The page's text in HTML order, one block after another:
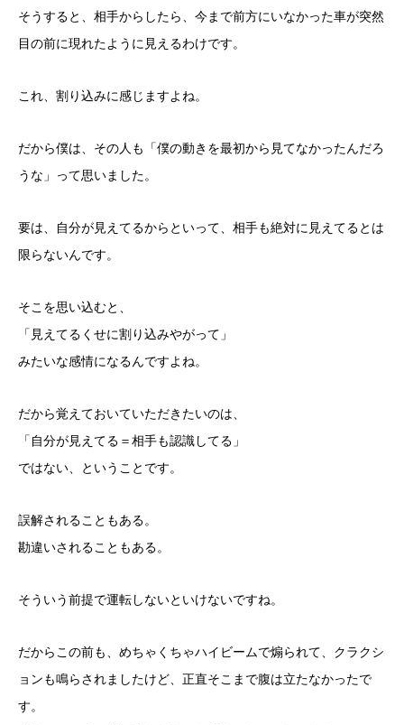
そうすると、相手からしたら、今まで前方にいなかった車が突然
目の前に現れたように見えるわけです。
これ、割り込みに感じますよね。
だから僕は、その人も「僕の動きを最初から見てなかったんだろ
うな」って思いました。
要は、自分が見えてるからといって、相手も絶対に見えてるとは
限らないんです。
そこを思い込むと、
「見えてるくせに割り込みやがって」
みたいな感情になるんですよね。
だから覚えておいていただきたいのは、
「自分が見えてる＝相手も認識してる」
ではない、ということです。
誤解されることもある。
勘違いされることもある。
そういう前提で運転しないといけないですね。
だからこの前も、めちゃくちゃハイビームで煽られて、クラクシ
ョンも鳴らされましたけど、正直そこまで腹は立たなかったで
す。